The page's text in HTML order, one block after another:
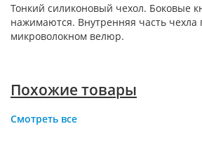
Тонкий силиконовый чехол. Боковые
нажимаются. Внутренняя часть
микроволокном велюр.
Похожие товары
Смотреть все